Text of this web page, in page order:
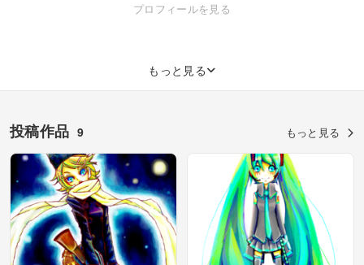
プロフィールを見る
もっと見る
投稿作品 9 もっと見る